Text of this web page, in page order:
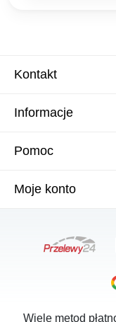
Kontakt
Informacje
Pomoc
Moje konto
Wiele metod